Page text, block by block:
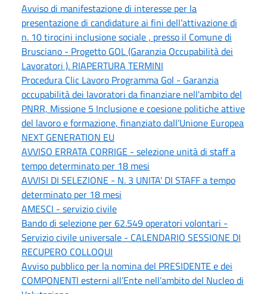
Avviso di manifestazione di interesse per la
presentazione di candidature ai fini dell’attivazione di
n. 10 tirocini inclusione sociale , presso il Comune di
Brusciano - Progetto GOL (Garanzia Occupabilità dei
Lavoratori ). RIAPERTURA TERMINI
Procedura Clic Lavoro Programma Gol - Garanzia
occupabilità dei lavoratori da finanziare nell'ambito del
PNRR, Missione 5 Inclusione e coesione politiche attive
del lavoro e formazione, finanziato dall’Unione Europea
NEXT GENERATION EU
AVVISO ERRATA CORRIGE - selezione unità di staff a
tempo determinato per 18 mesi
AVVISI DI SELEZIONE - N. 3 UNITA' DI STAFF a tempo
determinato per 18 mesi
AMESCI - servizio civile
Bando di selezione per 62.549 operatori volontari -
Servizio civile universale - CALENDARIO SESSIONE DI
RECUPERO COLLOQUI
Avviso pubblico per la nomina del PRESIDENTE e dei
COMPONENTI esterni all’Ente nell’ambito del Nucleo di